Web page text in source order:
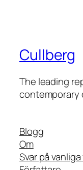
Cullberg
The leading
contemporary
Blogg
Om
Svar på